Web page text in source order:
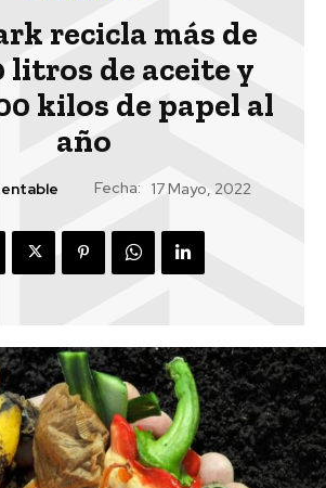
recicla más de
litros de aceite y
kilos de papel al
año
Fecha: 17 Mayo, 2022